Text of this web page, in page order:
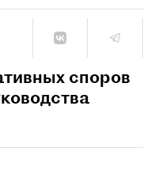
споров